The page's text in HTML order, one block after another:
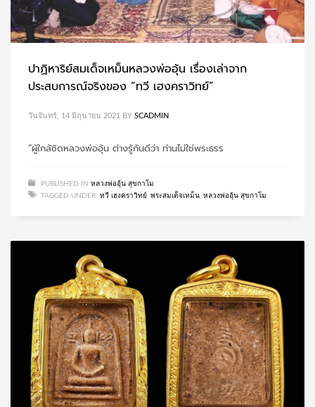
ปาฏิหาริย์สมเด็จเหม็นหลวงพ่ออุ้น เรื่องเล่าจาก
ประสบการณ์จริงของ “ทวี เฮงคราวิทย์”
วันจันทร์, 14 มิถุนายน 2021 BY SCADMIN
“ผู้ใกล้ชิดหลวงพ่ออุ้น ต่างรู้กันดีว่า ท่านไม่ใช่พระธรร
PUBLISHED IN หลวงพ่ออุ้น สุขกาโม
TAGGED UNDER: ทวี เฮงคราวิทย์ , พระสมเด็จเหม็น, หลวงพ่ออุ้น สุขกาโม